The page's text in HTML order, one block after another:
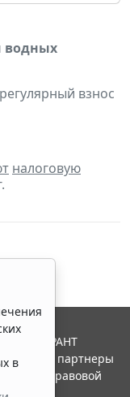
водных
регулярный взнос
налоговую
в
ГАРАНТ
и ее партнеры
правовой